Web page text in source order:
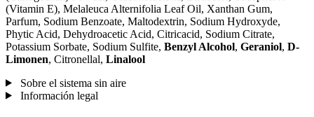
(Vitamin E), Melaleuca Alternifolia Leaf Oil, Xanthan Gum,
Parfum, Sodium Benzoate, Maltodextrin, Sodium Hydroxyde,
Phytic Acid, Dehydroacetic Acid, Citricacid, Sodium Citrate,
Potassium Sorbate, Sodium Sulfite, Benzyl Alcohol, Geraniol, D-
Limonen, Citronellal, Linalool
Sobre el sistema sin aire
Información legal